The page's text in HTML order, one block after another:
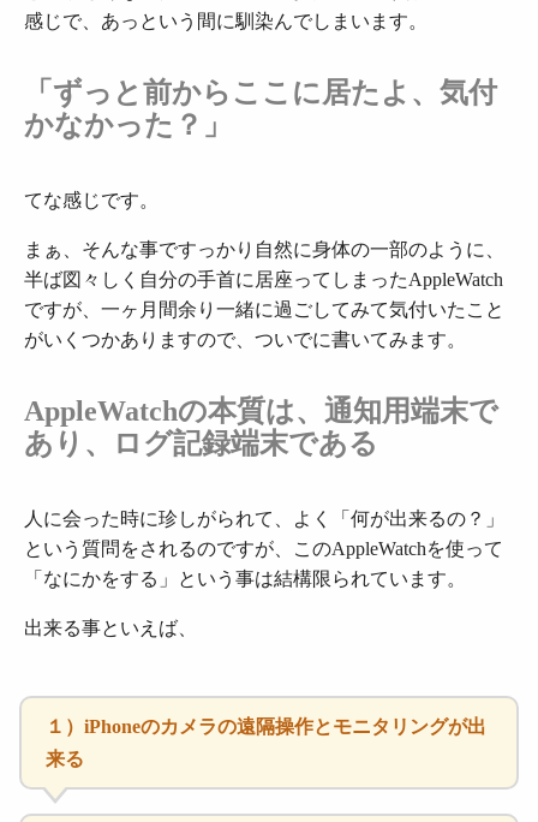
感じで、あっという間に馴染んでしまいます。
「ずっと前からここに居たよ、気付
かなかった？」
てな感じです。
まぁ、そんな事ですっかり自然に身体の一部のように、
半ば図々しく自分の手首に居座ってしまったAppleWatch
ですが、一ヶ月間余り一緒に過ごしてみて気付いたこと
がいくつかありますので、ついでに書いてみます。
AppleWatchの本質は、通知用端末で
あり、ログ記録端末である
人に会った時に珍しがられて、よく「何が出来るの？」
という質問をされるのですが、このAppleWatchを使って
「なにかをする」という事は結構限られています。
出来る事といえば、
１）iPhoneのカメラの遠隔操作とモニタリングが出
来る